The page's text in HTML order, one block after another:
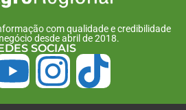
com qualidade e credibilidade
desde abril de 2018.
SOCIAIS